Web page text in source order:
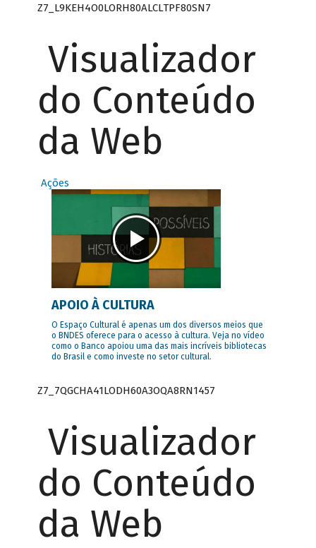
Z7_L9KEH4O0LORH80ALCLTPF80SN7
Visualizador
do Conteúdo
da Web
Ações
APOIO À CULTURA
O Espaço Cultural é apenas um dos diversos meios que
o BNDES oferece para o acesso à cultura. Veja no vídeo
como o Banco apoiou uma das mais incríveis bibliotecas
do Brasil e como investe no setor cultural.
Z7_7QGCHA41LODH60A3OQA8RN1457
Visualizador
do Conteúdo
da Web